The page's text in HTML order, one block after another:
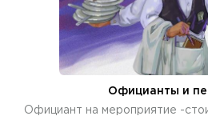
Официанты и
Официант на мероприятие -